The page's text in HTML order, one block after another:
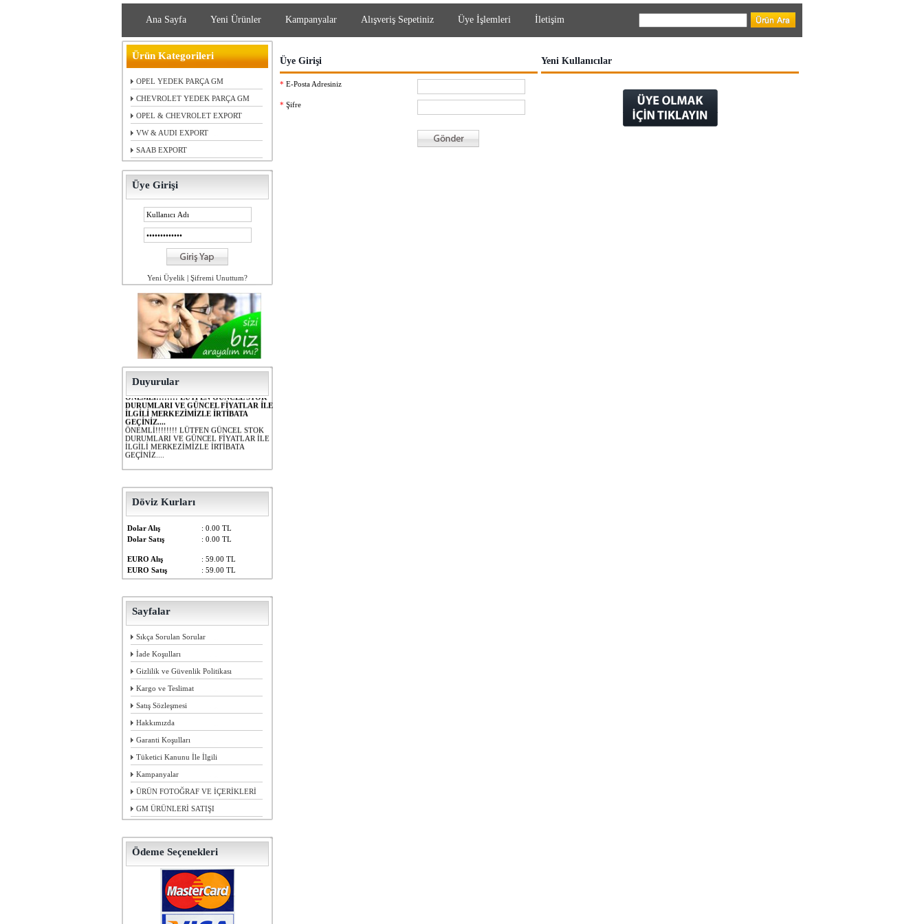
Ana Sayfa Yeni Ürünler Kampanyalar Alışveriş Sepetiniz Üye İşlemleri İletişim
Ürün Kategorileri
OPEL YEDEK PARÇA GM
CHEVROLET YEDEK PARÇA GM
OPEL & CHEVROLET EXPORT
VW & AUDI EXPORT
SAAB EXPORT
Üye Girişi
Yeni Üyelik | Şifremi Unuttum?
Duyurular
DURUMLARI VE GÜNCEL FİYATLAR İLE
İLGİLİ MERKEZİMİZLE İRTİBATA
GEÇİNİZ....
ÖNEMLİ!!!!!!!! LÜTFEN GÜNCEL STOK
DURUMLARI VE GÜNCEL FİYATLAR İLE
İLGİLİ MERKEZİMİZLE İRTİBATA
GEÇİNİZ....
Döviz Kurları
Dolar Alış
: 0.00 TL
Dolar Satış
: 0.00 TL
EURO Alış
: 59.00 TL
EURO Satış
: 59.00 TL
Sayfalar
Sıkça Sorulan Sorular
İade Koşulları
Gizlilik ve Güvenlik Politikası
Kargo ve Teslimat
Satış Sözleşmesi
Hakkımızda
Garanti Koşulları
Tüketici Kanunu İle İlgili
Kampanyalar
ÜRÜN FOTOĞRAF VE İÇERİKLERİ
GM ÜRÜNLERİ SATIŞI
Ödeme Seçenekleri
Üye Girişi
* E-Posta Adresiniz
* Şifre
Yeni Kullanıcılar